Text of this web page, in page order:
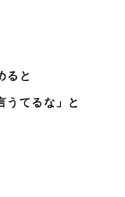
ると
うてるな」と